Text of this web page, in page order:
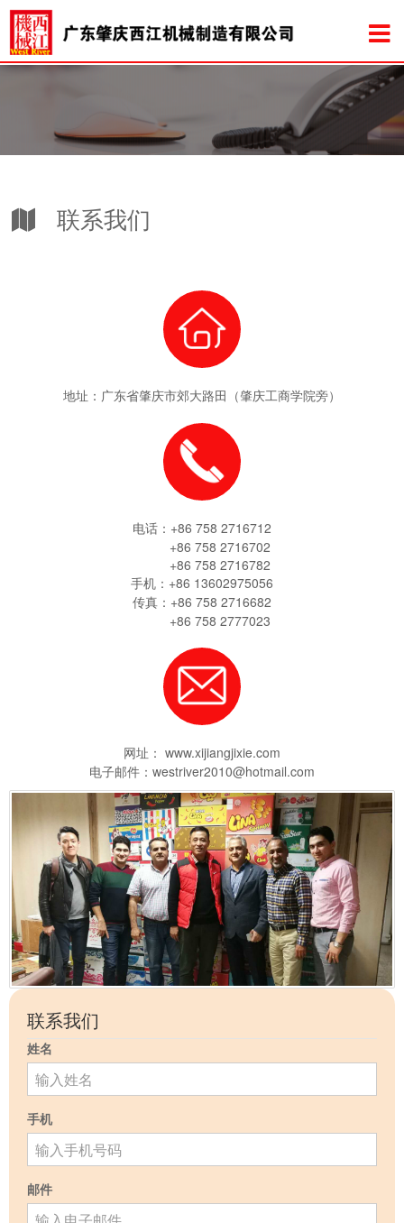
联系我们
地址：广东省肇庆市郊大路田（肇庆工商学院旁）
电话：+86 758 2716712
+86 758 2716702
+86 758 2716782
手机：+86 13602975056
传真：+86 758 2716682
+86 758 2777023
网址： www.xijiangjixie.com
电子邮件：westriver2010@hotmail.com
联系我们
姓名
手机
邮件